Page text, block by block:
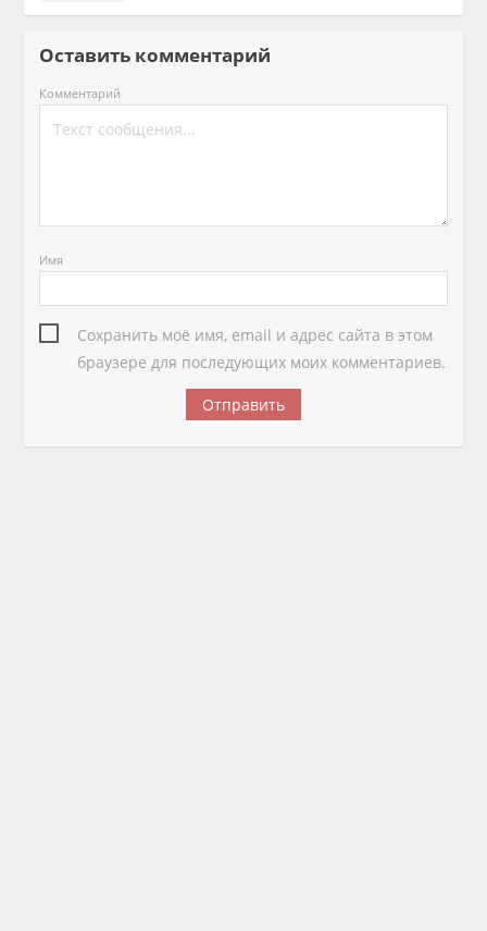
Оставить комментарий
Комментарий
Имя
Сохранить моё имя, email и адрес сайта в этом
браузере для последующих моих комментариев.